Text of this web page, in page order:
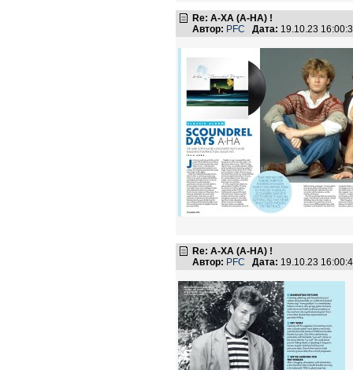
Re: А-ХА (A-HA) !
Автор: PFC Дата: 19.10.23
Re: А-ХА (A-HA) !
Автор: PFC Дата: 19.10.23